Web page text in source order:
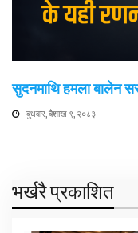
सुदनमाथि हमला बालेन
बुधवार, बैशाख ९, २०८३
भर्खरै प्रकाशित